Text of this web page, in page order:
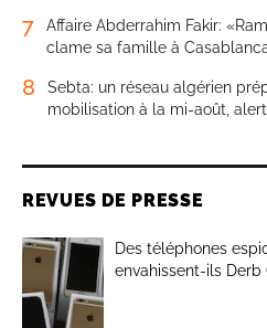
7
Affaire Abderrahim Fakir:
clame sa famille à
8
Sebta: un réseau algérien
mobilisation à la mi-août,
REVUES DE PRESSE
Des téléphones
envahissent-ils Derb